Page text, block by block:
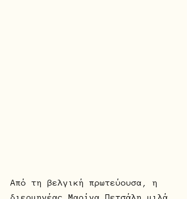
Από τη βελγική πρωτεύουσα, η
διερμηνέας Μαρίνα Πετσάλη μιλά